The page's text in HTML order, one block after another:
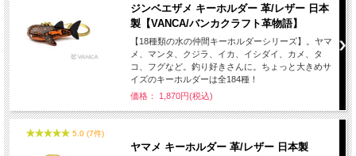
ジンベエザメ キーホルダー 革/レザー 日本
製【VANCA/バンカクラフト革物語】
【18種類の水の仲間キーホルダーシリーズ】。ヤマ
メ、マンタ、クジラ、イカ、イシダイ、カメ、タ
コ、フグなど。釣り好きさんに。ちょっと大きめサ
イズのキーホルダーは全184種！
価格： 1,870円(税込)
5.0 (7件)
ヤマメ キーホルダー 革/レザー 日本製